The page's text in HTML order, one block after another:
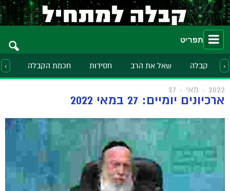
תפריט
קבלה שאל את הרב חסידות חכמת הקבלה ›
‹
2022 מאי 27
ארכיונים יומיים: 27 במאי 2022